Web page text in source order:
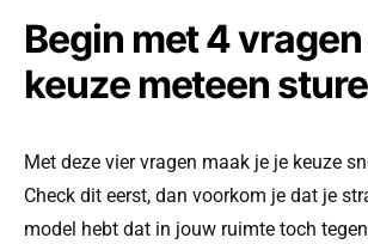
Begin met 4
keuze meteen
Met deze vier vragen maak je je keuze
Check dit eerst, dan voorkom je dat je
model hebt dat in jouw ruimte toch